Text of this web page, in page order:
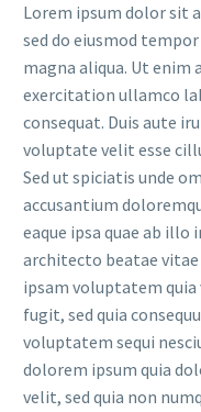
Lorem ipsum dolor sit
sed do eiusmod
magna aliqua. Ut enim
exercitation ullamco
consequat. Duis aute
voluptate velit esse
Sed ut spiciatis unde
accusantium
eaque ipsa quae ab
architecto beatae
ipsam voluptatem
fugit, sed quia
voluptatem sequi
dolorem ipsum quia
velit, sed quia non